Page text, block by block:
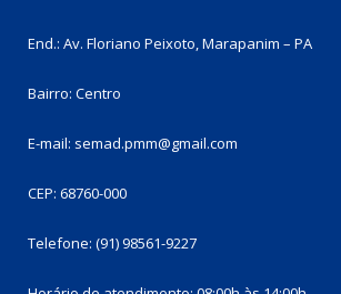
End.: Av. Floriano Peixoto, Marapanim – PA
Bairro: Centro
E-mail: semad.pmm@gmail.com
CEP: 68760-000
Telefone: (91) 98561-9227